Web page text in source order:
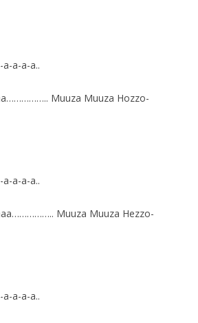
a-a-a..
Muuza Muuza Hozzo-
a-a-a..
Muuza Muuza Hezzo-
a-a-a..